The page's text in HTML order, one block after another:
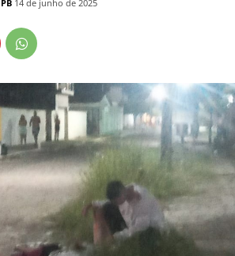
14 de junho de 2025